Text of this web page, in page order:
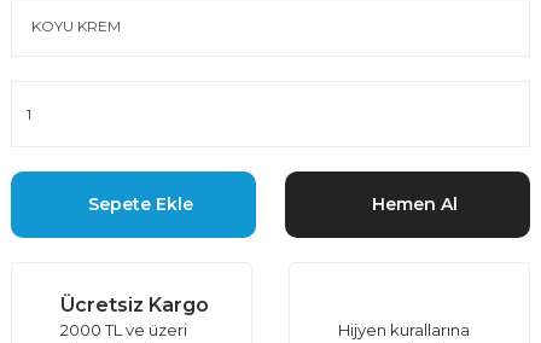
Sepete Ekle Hemen Al
Ücretsiz Kargo
2000 TL ve üzeri
Hijyen kurallarına